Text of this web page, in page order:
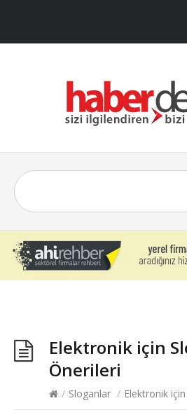
Elektronik için
Önerileri
/ Sloganlar / Elektronik